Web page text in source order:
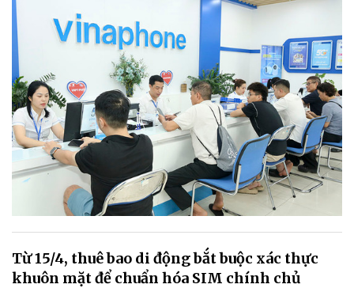
Từ 15/4, thuê bao di động bắt buộc xác thực
khuôn mặt để chuẩn hóa SIM chính chủ